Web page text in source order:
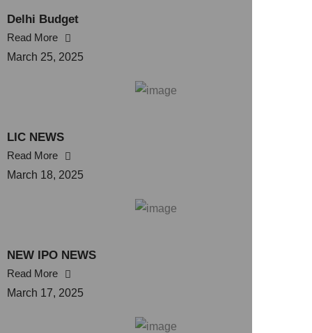
Delhi Budget
Read More
March 25, 2025
LIC NEWS
Read More
March 18, 2025
NEW IPO NEWS
Read More
March 17, 2025